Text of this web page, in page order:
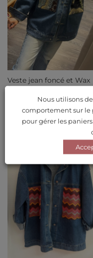
Veste jean foncé et Wax
floral choco et beige
à
Nous utilisons
comportement sur le
pour gérer les